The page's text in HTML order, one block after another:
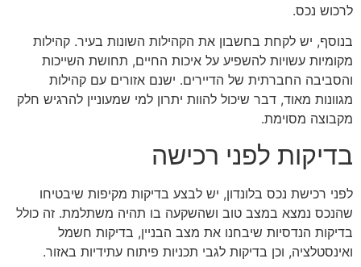
לרכוש נכס.
בנוסף, יש לקחת בחשבון את הקהילות השונות בעיר. קהילות
מקומיות עשויות להשפיע על איכות החיים, תחושת השייכות
והסביבה החברתית של הדיירים. ישנם אזורים עם קהילות
מגוונות מאוד, דבר שיכול להוות יתרון למי שמעוניין להרגיש חלק
מקבוצה מסוימת.
בדיקות לפני רכישה
לפני רכישת נכס בלונדון, יש לבצע בדיקות מקיפות שיבטיחו
שהנכס נמצא במצב טוב ושהשקעה בו תהיה משתלמת. זה כולל
בדיקות הנדסיות שיבחנו את מצב הבניין, בדיקות חשמל
ואינסטלציה, וכן בדיקות לגבי תכניות פיתוח עתידיות באזור.